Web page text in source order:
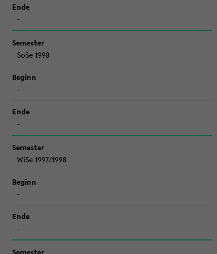
-
SoSe 1998
-
-
WiSe 1997/1998
-
-